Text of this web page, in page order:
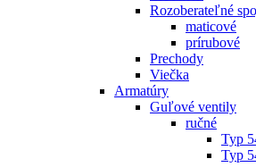
Rozoberateľné
maticové
prírubové
Prechody
Viečka
Armatúry
Guľové ventily
ručné
Typ
Typ